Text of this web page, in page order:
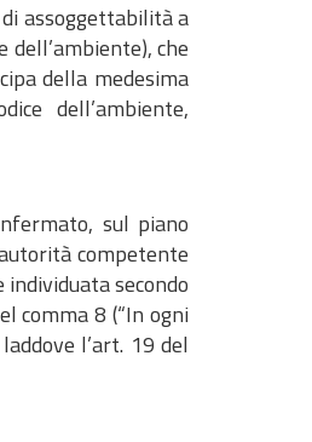
assoggettabilità a
dell’ambiente), che
della medesima
dell’ambiente,
sul piano
competente
secondo
comma 8 (“In ogni
laddove l’art. 19 del